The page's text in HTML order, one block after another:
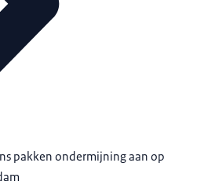
pakken ondermijning aan op